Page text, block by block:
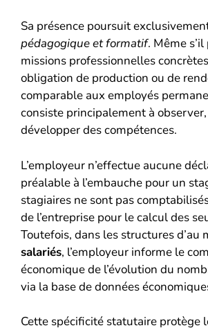
Sa présence poursuit
pédagogique et formatif. Même
missions professionnelles
obligation de production ou de
comparable aux employés
consiste principalement à
développer des compétences.
L’employeur n’effectue aucune
préalable à l’embauche pour un
stagiaires ne sont pas
de l’entreprise pour le calcul des
Toutefois, dans les structures d’au
salariés, l’employeur informe le
économique de l’évolution du
via la base de données
Cette spécificité statutaire protège